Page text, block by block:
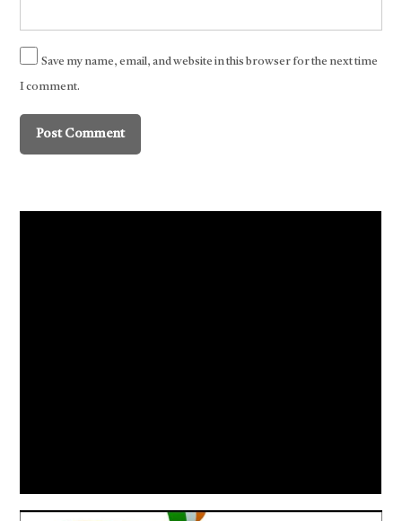
Save my name, email, and website in this browser for the next time
I comment.